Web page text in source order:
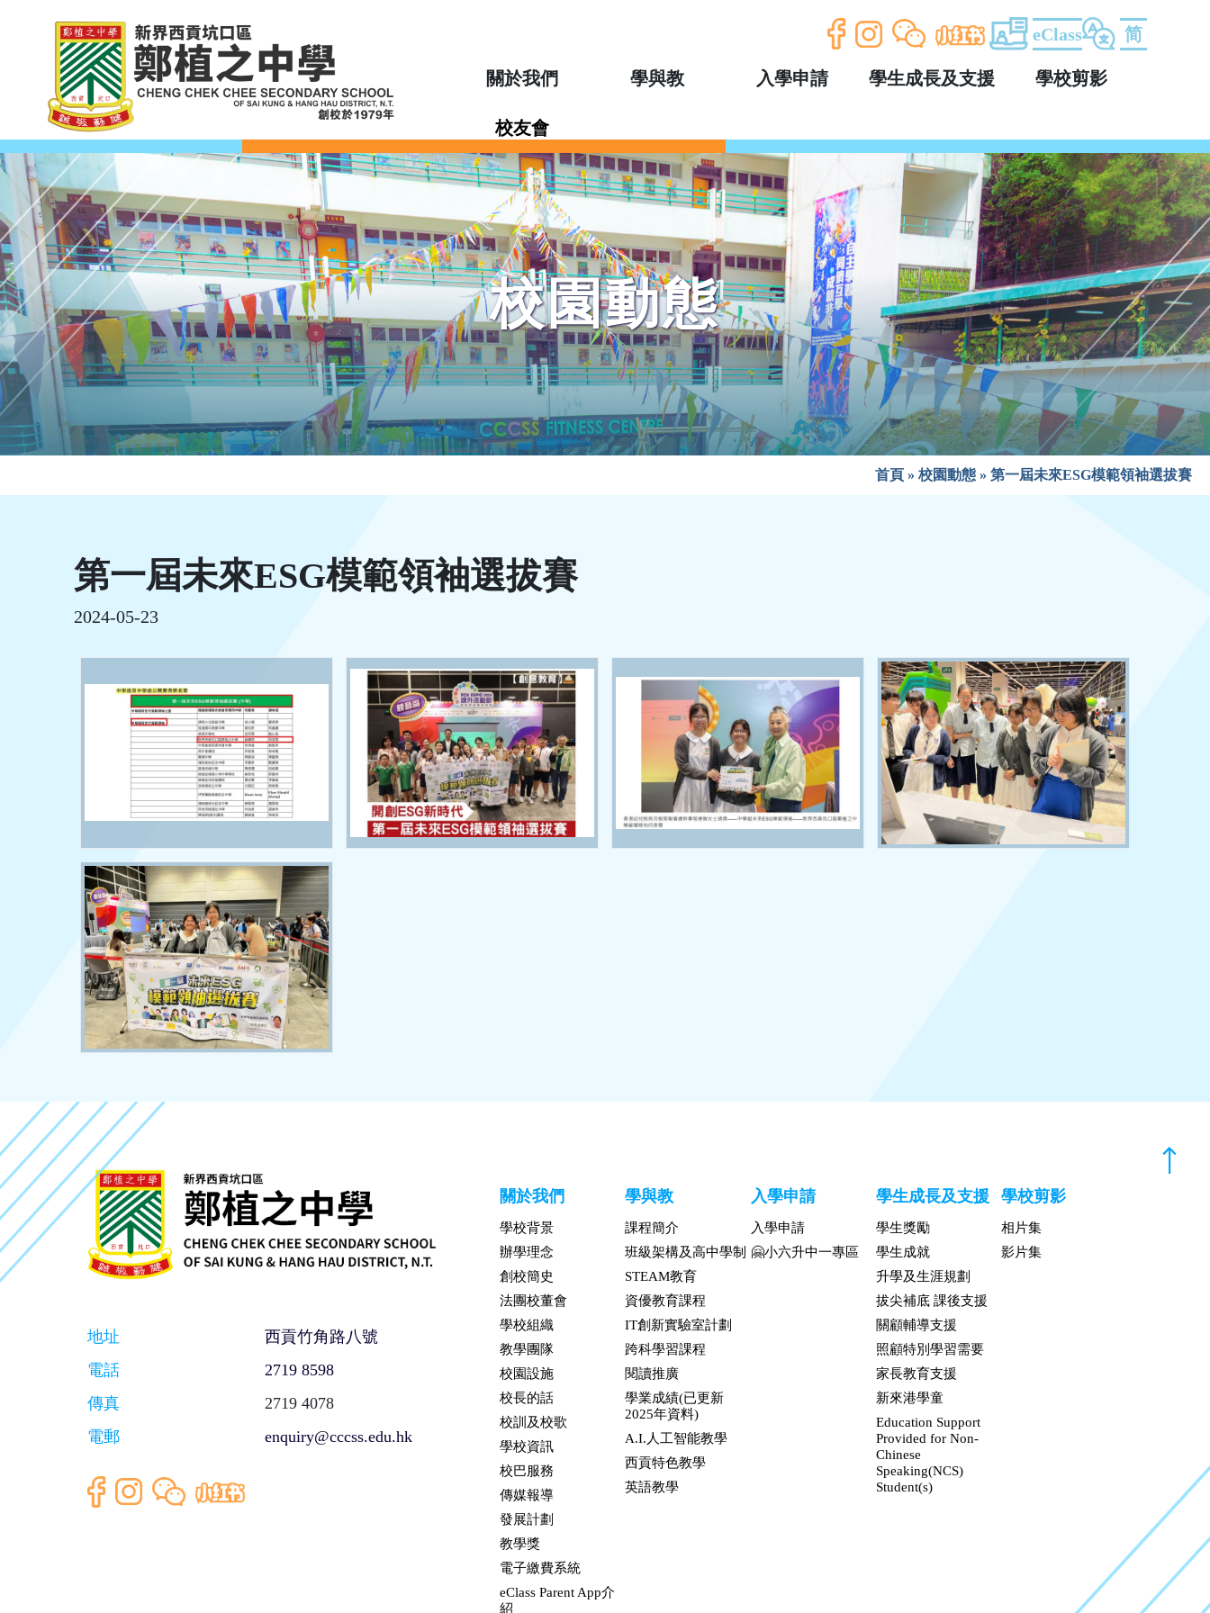
eClass 简
關於我們 學與教 入學申請 學生成長及支援 學校剪影
校友會
校園動態
首頁 » 校園動態 » 第一屆未來ESG模範領袖選拔賽
第一屆未來ESG模範領袖選拔賽
2024-05-23
地址
西貢竹角路八號
電話
2719 8598
傳真
2719 4078
電郵
enquiry@cccss.edu.hk
關於我們
學校背景
辦學理念
創校簡史
法團校董會
學校組織
教學團隊
校園設施
校長的話
校訓及校歌
學校資訊
校巴服務
傳媒報導
發展計劃
教學獎
電子繳費系統
eClass Parent App介
紹
學與教
課程簡介
班級架構及高中學制
STEAM教育
資優教育課程
IT創新實驗室計劃
跨科學習課程
閱讀推廣
學業成績(已更新
2025年資料)
A.I.人工智能教學
西貢特色教學
英語教學
入學申請
入學申請
🤗小六升中一專區
學生成長及支援
學生獎勵
學生成就
升學及生涯規劃
拔尖補底 課後支援
關顧輔導支援
照顧特別學習需要
家長教育支援
新來港學童
Education Support
Provided for Non-
Chinese
Speaking(NCS)
Student(s)
學校剪影
相片集
影片集